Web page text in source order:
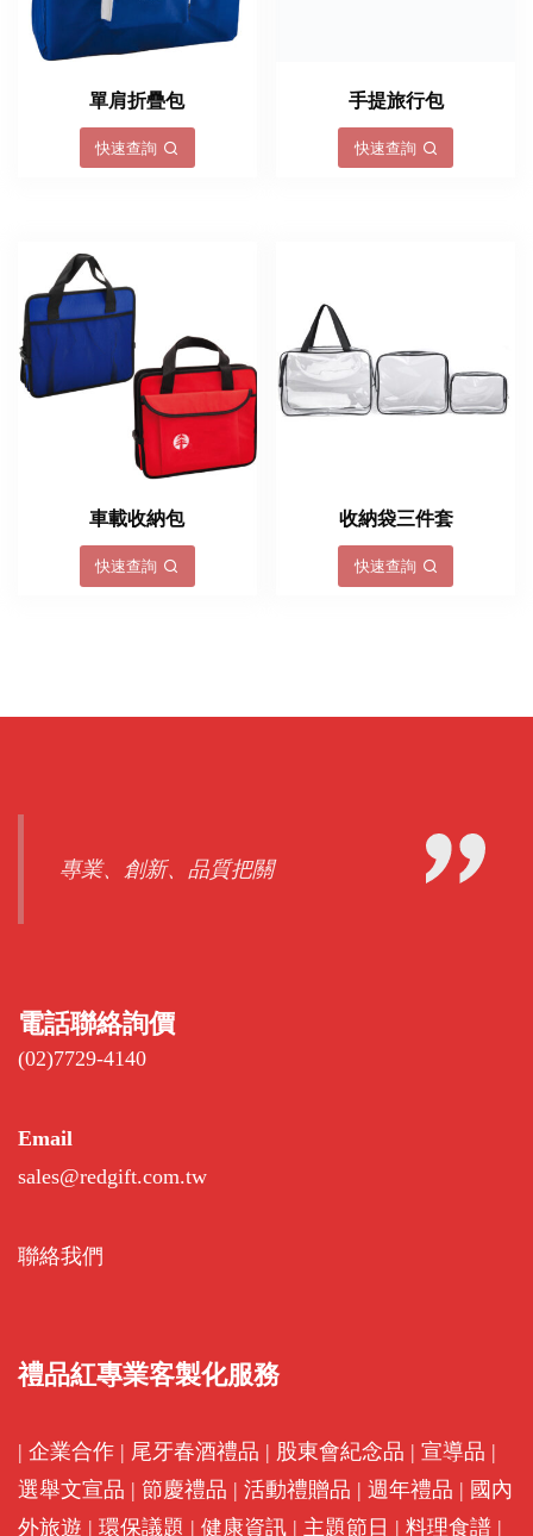
單肩折疊包
快速查詢
手提旅行包
快速查詢
車載收納包
快速查詢
收納袋三件套
快速查詢
專業、創新、品質把關
電話聯絡詢價
(02)7729-4140
Email
sales@redgift.com.tw
聯絡我們
禮品紅專業客製化服務
| 企業合作 | 尾牙春酒禮品 | 股東會紀念品 | 宣導品 |
選舉文宣品 | 節慶禮品 | 活動禮贈品 | 週年禮品 | 國內
外旅遊 | 環保議題 | 健康資訊 | 主題節日 | 料理食譜 |